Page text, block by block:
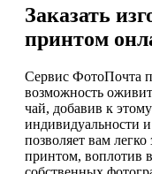
Заказать
принтом
Сервис ФотоПочта
возможность
чай, добавив к
индивидуальности
позволяет вам легко
принтом, воплотив